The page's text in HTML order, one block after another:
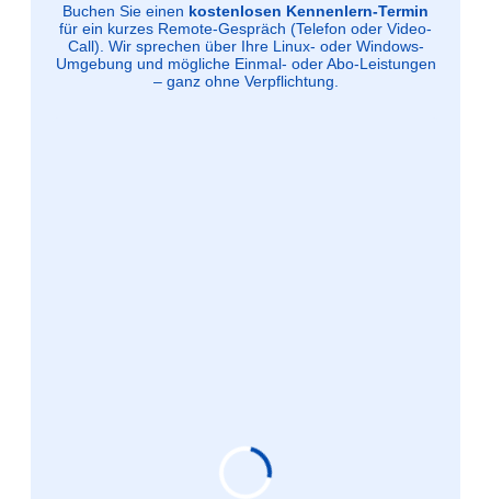
Buchen Sie einen kostenlosen Kennenlern-Termin
für ein kurzes Remote-Gespräch (Telefon oder Video-
Call). Wir sprechen über Ihre Linux- oder Windows-
Umgebung und mögliche Einmal- oder Abo-Leistungen
– ganz ohne Verpflichtung.